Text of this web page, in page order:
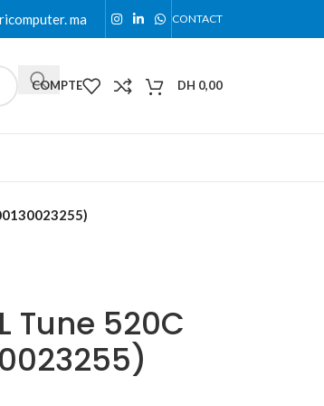
ma CONTACT
COMPTE DH 0,00
Tune 520C